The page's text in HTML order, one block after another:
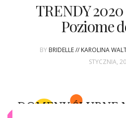
KONKURSY
{HOT SEXY BEST}
TRENDY
Poziome
BY BRIDELLE // KAROLINA
STYCZNIA,